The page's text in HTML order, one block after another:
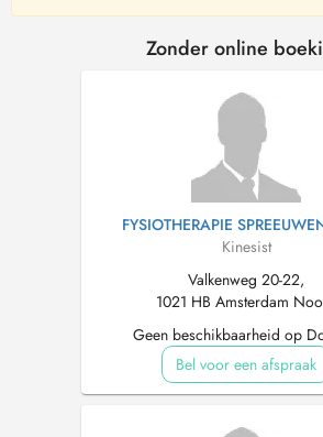
Zonder online
FYSIOTHERAPIE
Kinesist
Valkenweg 20-22,
1021 HB Amsterdam
Geen beschikbaarheid op
Bel voor een afspraak